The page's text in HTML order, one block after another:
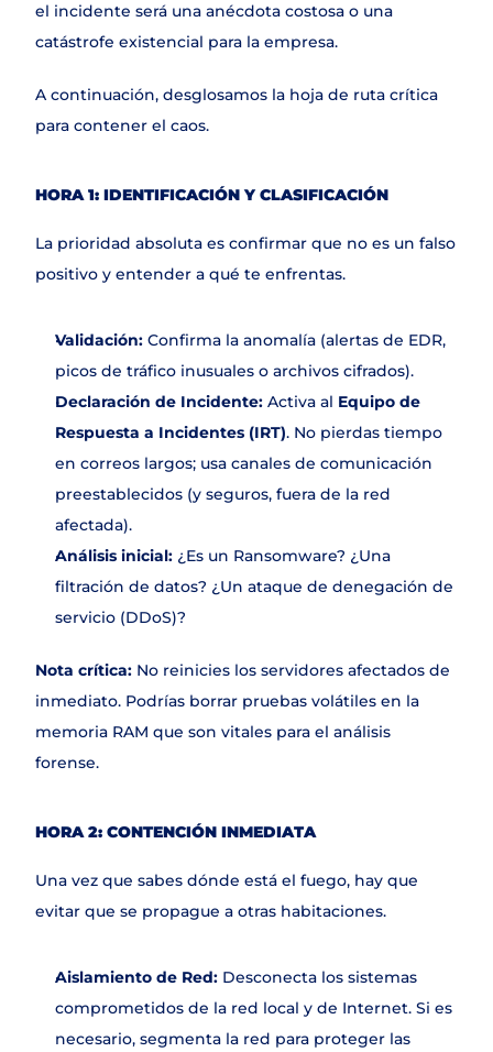
Experts
el incidente será una anécdota costosa o una
catástrofe existencial para la empresa.
A continuación, desglosamos la hoja de ruta crítica
para contener el caos.
HORA 1: IDENTIFICACIÓN Y CLASIFICACIÓN
La prioridad absoluta es confirmar que no es un falso
positivo y entender a qué te enfrentas.
Validación: Confirma la anomalía (alertas de EDR,
picos de tráfico inusuales o archivos cifrados).
Declaración de Incidente: Activa al Equipo de
Respuesta a Incidentes (IRT). No pierdas tiempo
en correos largos; usa canales de comunicación
preestablecidos (y seguros, fuera de la red
afectada).
Análisis inicial: ¿Es un Ransomware? ¿Una
filtración de datos? ¿Un ataque de denegación de
servicio (DDoS)?
Nota crítica: No reinicies los servidores afectados de
inmediato. Podrías borrar pruebas volátiles en la
memoria RAM que son vitales para el análisis
forense.
HORA 2: CONTENCIÓN INMEDIATA
Una vez que sabes dónde está el fuego, hay que
evitar que se propague a otras habitaciones.
Aislamiento de Red: Desconecta los sistemas
comprometidos de la red local y de Internet. Si es
necesario, segmenta la red para proteger las